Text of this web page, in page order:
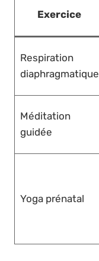
Exercice
Respiration
diaphragmatique
Méditation
guidée
Yoga prénatal